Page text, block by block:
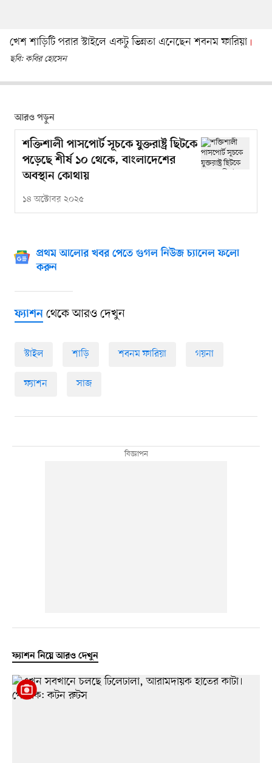
খেশ শাড়িটি পরার স্টাইলে একটু ভিন্নতা এনেছেন শবনম ফারিয়া
ছবি: কবির হোসেন
আরও পড়ুন
শক্তিশালী পাসপোর্ট সূচকে যুক্তরাষ্ট্র ছিটকে
পড়েছে শীর্ষ ১০ থেকে, বাংলাদেশের
অবস্থান কোথায়
১৪ অক্টোবর ২০২৫
প্রথম আলোর খবর পেতে গুগল নিউজ চ্যানেল ফলো
করুন
ফ্যাশনথেকে আরও দেখুন
স্টাইল শাড়ি শবনম ফারিয়া গয়না
ফ্যাশন সাজ
ফ্যাশন নিয়ে আরও দেখুন